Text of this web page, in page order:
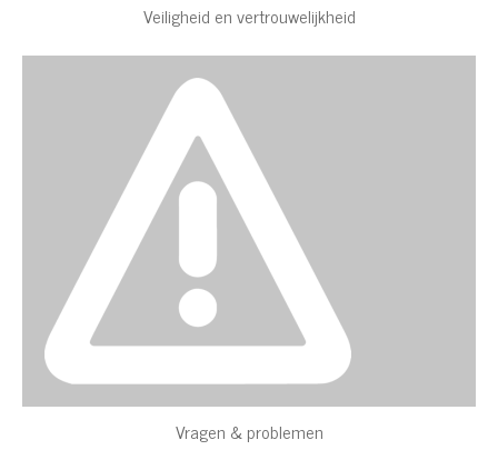
Veiligheid en vertrouwelijkheid
Vragen & problemen